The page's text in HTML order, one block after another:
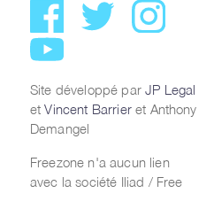
Site développé parJP Legal
etVincent Barrieret Anthony
Demangel
Freezone n'a aucun lien
avec la société Iliad / Free